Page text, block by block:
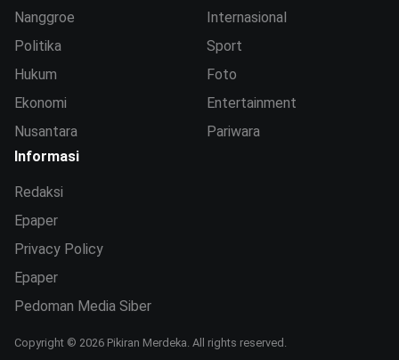
Nanggroe
Politika
Hukum
Ekonomi
Nusantara
Internasional
Sport
Foto
Entertainment
Pariwara
Informasi
Redaksi
Epaper
Privacy Policy
Epaper
Pedoman Media Siber
Copyright © 2026 Pikiran Merdeka. All rights reserved.